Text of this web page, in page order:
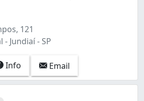
121
- Jundiaí - SP
Info Email